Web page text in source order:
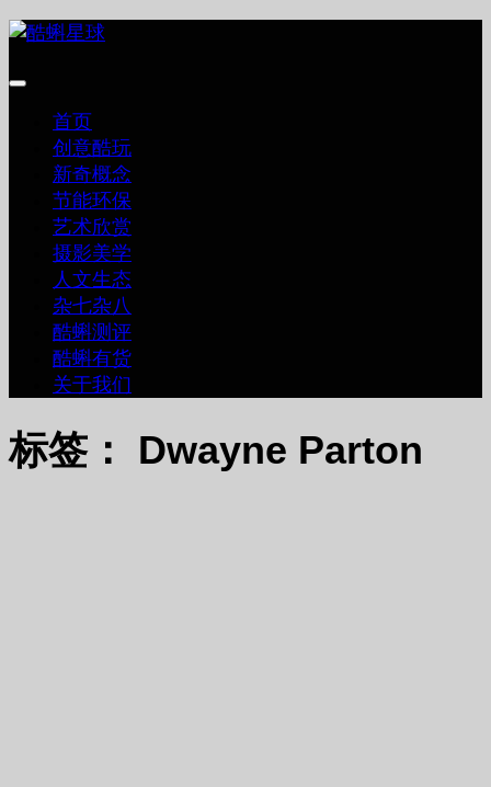
跳
内
首页
创意酷玩
新奇概念
节能环保
艺术欣赏
摄影美学
人文生态
杂七杂八
酷蝌测评
酷蝌有货
关于我们
标签： Dwayne Parton